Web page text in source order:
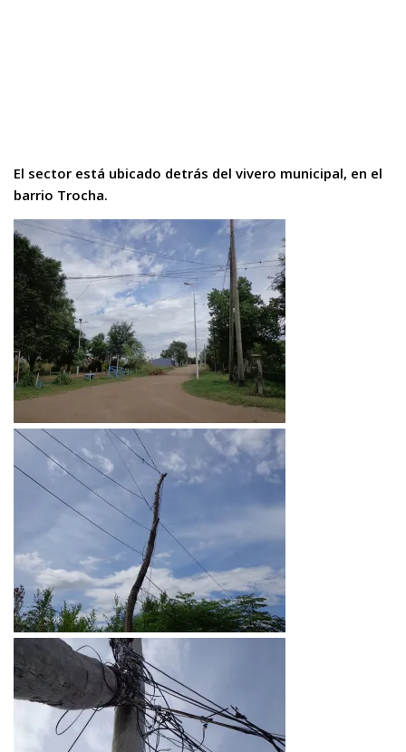
El sector está ubicado detrás del vivero municipal, en el
barrio Trocha.